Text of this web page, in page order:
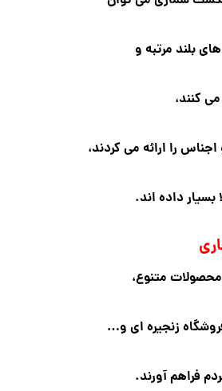
بلند مرتبه و
کنند،
را ارائه می کردند،
بسیار داده اند.
متنوع،
زنجیره ای و…
فراهم آورند.